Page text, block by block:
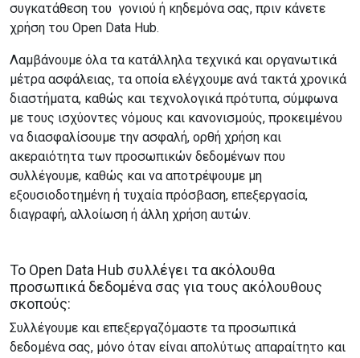
συγκατάθεση του γονιού ή κηδεμόνα σας, πριν κάνετε
χρήση του Open Data Hub.
Λαμβάνουμε όλα τα κατάλληλα τεχνικά και οργανωτικά
μέτρα ασφάλειας, τα οποία ελέγχουμε ανά τακτά χρονικά
διαστήματα, καθώς και τεχνολογικά πρότυπα, σύμφωνα
με τους ισχύοντες νόμους και κανονισμούς, προκειμένου
να διασφαλίσουμε την ασφαλή, ορθή χρήση και
ακεραιότητα των προσωπικών δεδομένων που
συλλέγουμε, καθώς και να αποτρέψουμε μη
εξουσιοδοτημένη ή τυχαία πρόσβαση, επεξεργασία,
διαγραφή, αλλοίωση ή άλλη χρήση αυτών.
Το Open Data Hub συλλέγει τα ακόλουθα
προσωπικά δεδομένα σας για τους ακόλουθους
σκοπούς:
Συλλέγουμε και επεξεργαζόμαστε τα προσωπικά
δεδομένα σας, μόνο όταν είναι απολύτως απαραίτητο και